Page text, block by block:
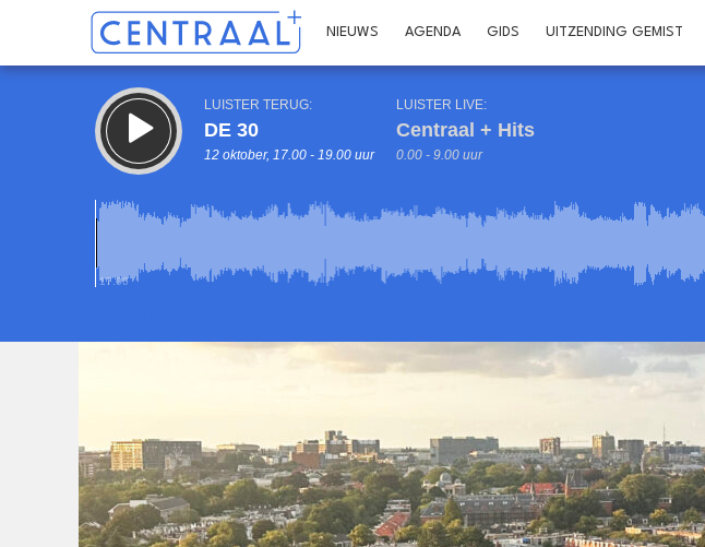
NIEUWS AGENDA GIDS UITZENDING GEMIST
LUISTER TERUG:
DE 30
12 oktober, 17.00 - 19.00 uur
LUISTER LIVE:
Centraal + Hits
0.00 - 9.00 uur
17.00